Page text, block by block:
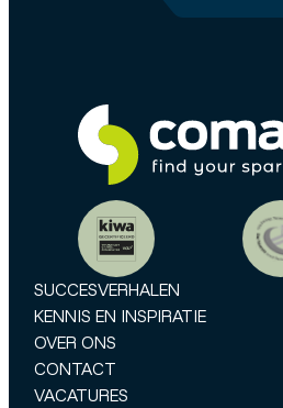
SUCCESVERHALEN
KENNIS EN INSPIRATIE
OVER ONS
CONTACT
VACATURES